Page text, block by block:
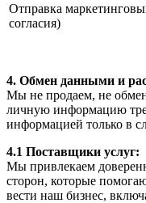
Отправка
согласия)
4. Обмен данными и
Мы не продаем, не
личную информацию
информацией только в
4.1 Поставщики услуг:
Мы привлекаем
сторон, которые
вести наш бизнес,